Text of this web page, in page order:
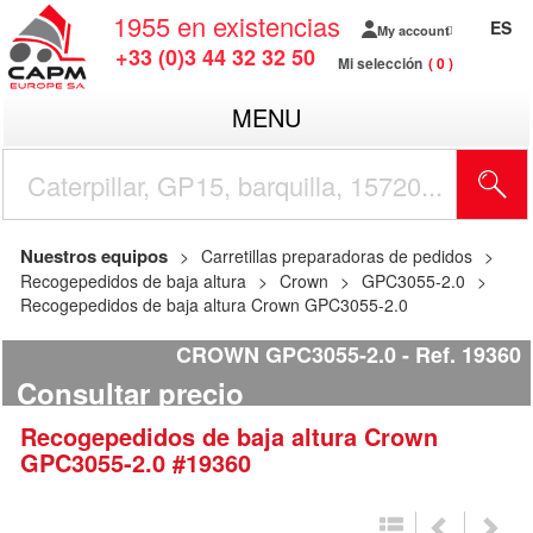
1955 en existencias
+33 (0)3 44 32 32 50
My account
Mi selección 0
ES
MENU
Nuestros equipos
Carretillas preparadoras de pedidos
Recogepedidos de baja altura
Crown
GPC3055-2.0
Recogepedidos de baja altura Crown GPC3055-2.0
CROWN GPC3055-2.0 Ref. 19360
Consultar precio
Recogepedidos de baja altura Crown
GPC3055-2.0 #19360